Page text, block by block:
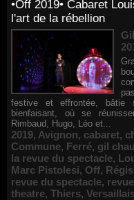
•Off 2019• Cabaret
l'art de la rébellion
festive et effrontée, bâtie
bienfaisant, où se
Rimbaud, Hugo, Léo et...
2019, Avignon, cabaret,
Commune, Ferré, gil
la revue du spectacle,
Marc Pistolesi, Off,
revue du spectacle,
theatre, Thiers,